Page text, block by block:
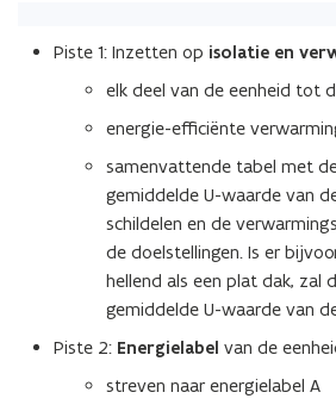
afbeelding
vergrote
Piste 1: Inzetten op isolatie en
elk deel van de eenheid tot
energie-efficiënte
samenvattende tabel met
gemiddelde U-waarde van
schildelen en de
de doelstellingen. Is er
hellend als een plat dak, zal
gemiddelde U-waarde van
Piste 2: Energielabel van de
streven naar energielabel A